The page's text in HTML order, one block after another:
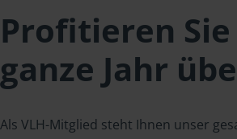
Profitieren
ganze Jahr
Als VLH-Mitglied steht Ihnen unser